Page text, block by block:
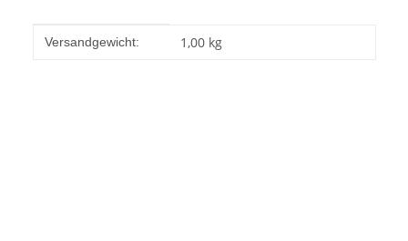
Produkteigenschaft
Wert
Versandgewicht: 1,00 kg